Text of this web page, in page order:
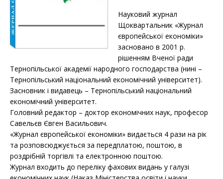
Науковий журнал
Щоквартальник «Журнал
європейської економіки»
засновано в 2001 р.
рішенням Вченої ради
Тернопільської академії народного господарства (нині –
Тернопільський національний економічний університет).
Засновник і видавець – Тернопільський національний
економічний університет.
Головний редактор – доктор економічних наук, професор
Савельєв Євген Васильович.
«Журнал європейської економіки» видається 4 рази на рік
та розповсюджується за передплатою, поштою, в
роздрібній торгівлі та електронною поштою.
Журнал входить до переліку фахових видань у галузі